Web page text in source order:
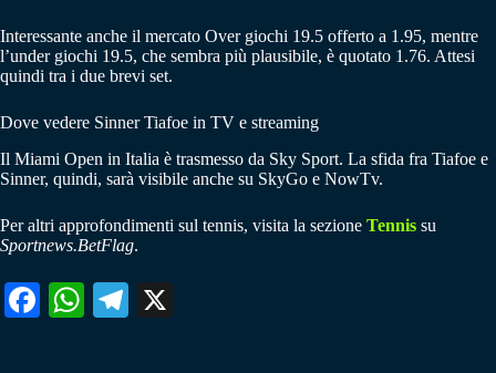
Interessante anche il mercato Over giochi 19.5 offerto a 1.95, mentre
l’under giochi 19.5, che sembra più plausibile, è quotato 1.76. Attesi
quindi tra i due brevi set.
Dove vedere Sinner Tiafoe in TV e streaming
Il Miami Open in Italia è trasmesso da Sky Sport. La sfida fra Tiafoe e
Sinner, quindi, sarà visibile anche su SkyGo e NowTv.
Per altri approfondimenti sul tennis, visita la sezione Tennis su
Sportnews.BetFlag.
Fa W
Te